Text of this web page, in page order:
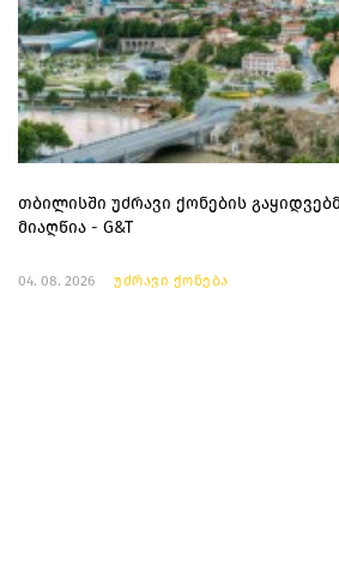
თბილისში უძრავი ქონების
მიაღწია - G&T
04. 08. 2026 უძრავი ქონება